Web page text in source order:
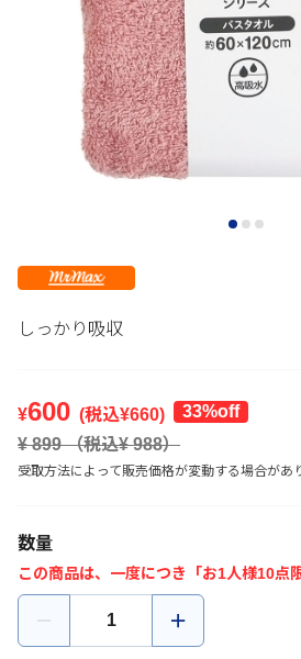
しっかり吸収
¥600 (税込¥660)
33%off
¥ 899（税込¥988）
受取方法によって販売価格が変動する場合があ
数量
この商品は、一度につき「お1人様10点